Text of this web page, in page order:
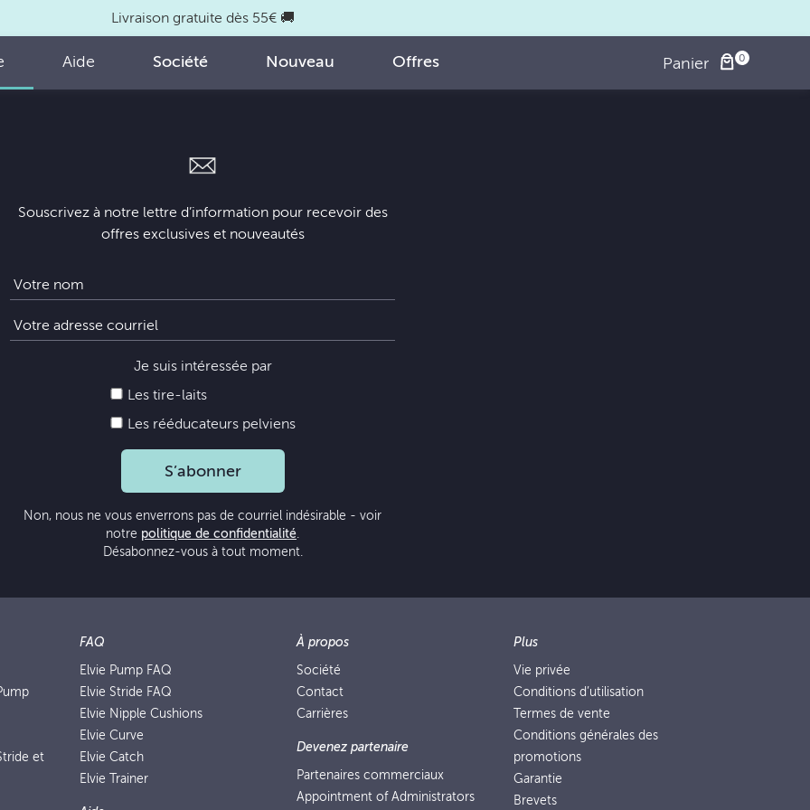
Livraison gratuite dès 55€ 🚚
Aide Société Nouveau Offres Panier
Souscrivez à notre lettre d’information pour recevoir des
offres exclusives et nouveautés
Je suis intéressée par
Les tire-laits
Les rééducateurs pelviens
S’abonner
Non, nous ne vous enverrons pas de courriel indésirable - voir
notre politique de confidentialité.
Désabonnez-vous à tout moment.
et
FAQ
Elvie Pump FAQ
Elvie Stride FAQ
Elvie Nipple Cushions
Elvie Curve
Elvie Catch
Elvie Trainer
À propos
Société
Contact
Carrières
Devenez partenaire
Partenaires commerciaux
Appointment of Administrators
Plus
Vie privée
Conditions d’utilisation
Termes de vente
Conditions générales des
promotions
Garantie
Brevets